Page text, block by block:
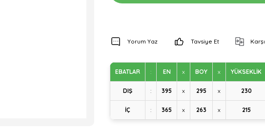
Yorum Yaz Tavsiye Et
EBATLAR : EN x BOY x YÜKSEKLİK
DIŞ : 395 x 295 x 230
İÇ : 365 x 263 x 215